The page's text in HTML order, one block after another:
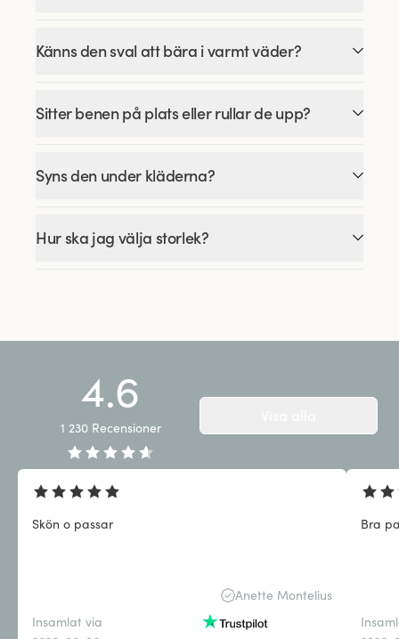
Känns den sval att bära i varmt väder?
Sitter benen på plats eller rullar de upp?
Syns den under kläderna?
Hur ska jag välja storlek?
4.6
1 230 Recensioner
Skön o passar
Anette Montelius
Insamlat via
Bra